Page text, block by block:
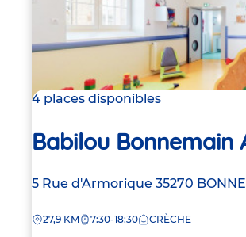
4 places disponibles
Babilou Bonnemain
Adresse
la
5 Rue d'Armorique 35270
DISTANCE
27,9 KM 7:30-18:30 CRÈCHE